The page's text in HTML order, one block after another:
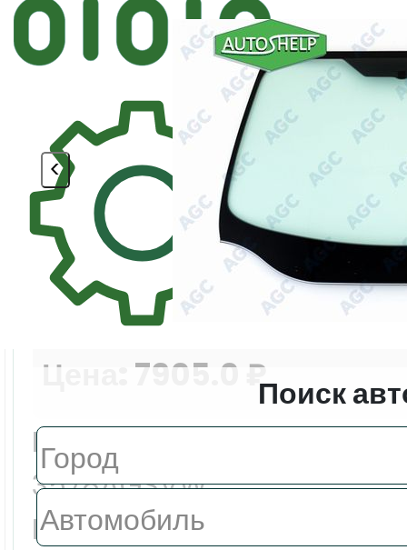
Поиск
<
Цена: 7905.0 ₽
Еврокод:
3578AGSVW
Производитель: